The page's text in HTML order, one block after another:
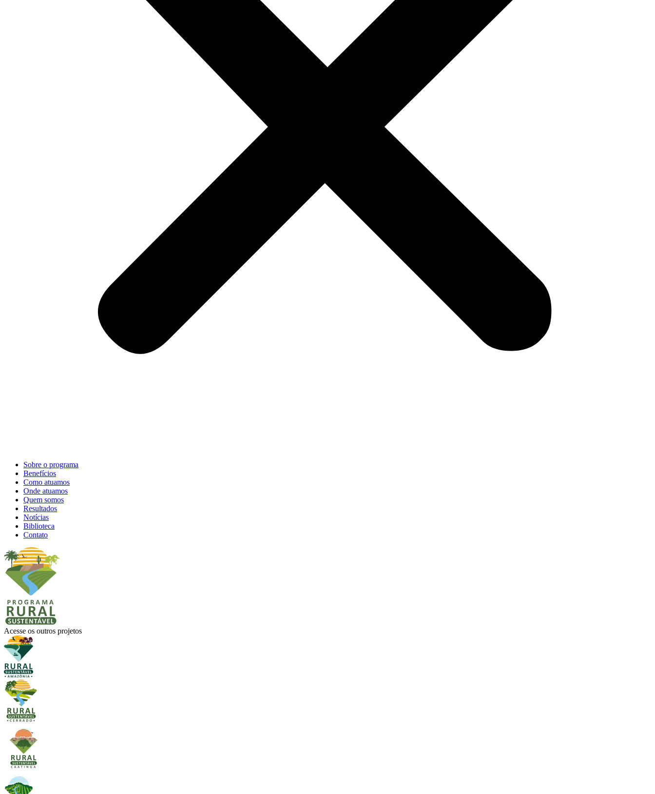
Sobre o programa
Benefícios
Como atuamos
Onde atuamos
Quem somos
Resultados
Notícias
Biblioteca
Contato
Acesse os outros projetos